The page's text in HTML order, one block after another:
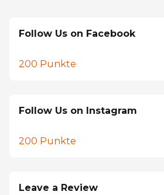
Follow Us on Facebook
200 Punkte
Follow Us on Instagram
200 Punkte
Leave a Review